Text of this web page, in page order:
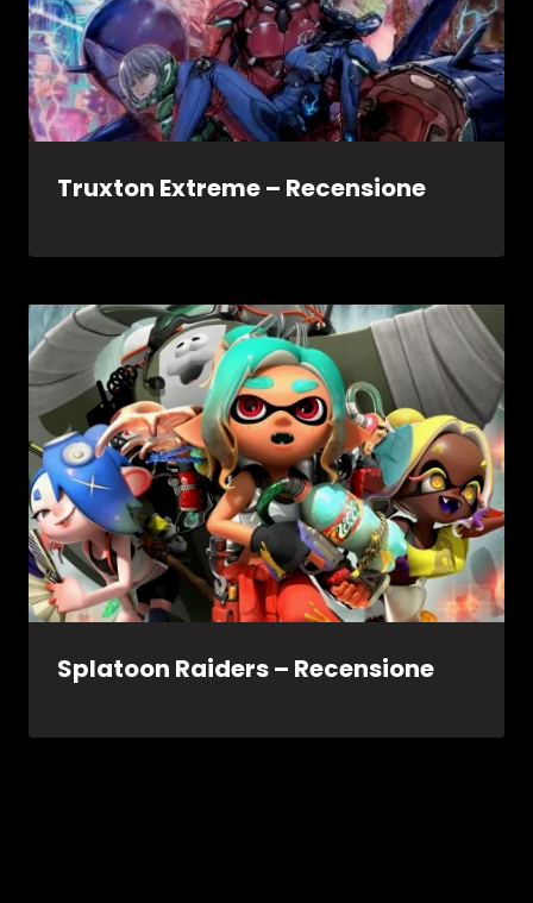
Truxton Extreme – Recensione
Splatoon Raiders – Recensione